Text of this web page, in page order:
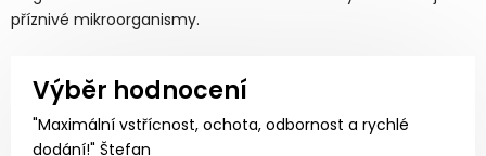
příznivé mikroorganismy.
Výběr hodnocení
"Maximální vstřícnost, ochota, odbornost a rychlé
dodání!" Štefan